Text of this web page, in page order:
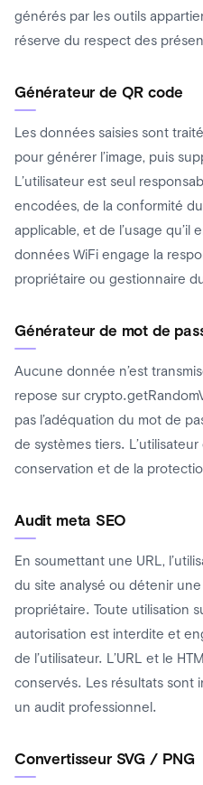
générés par les outils
réserve du respect des
Générateur de QR code
Les données saisies sont
pour générer l’image, puis
L’utilisateur est seul
encodées, de la conformité
applicable, et de l’usage qu’il
données WiFi engage la
propriétaire ou gestionnaire
Générateur de mot de
Aucune donnée n’est
repose sur
pas l’adéquation du mot de
de systèmes tiers.
conservation et de la
Audit meta SEO
En soumettant une URL,
du site analysé ou détenir
propriétaire. Toute utilisation
autorisation est interdite et
de l’utilisateur. L’URL et le
conservés. Les résultats sont
un audit professionnel.
Convertisseur SVG / PNG